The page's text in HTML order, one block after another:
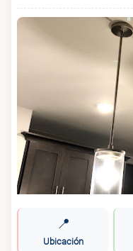
📍
Ubicación